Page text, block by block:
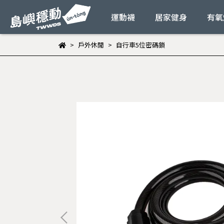
運動襪 居家健身 有
戶外休閒 自行車5位密碼鎖